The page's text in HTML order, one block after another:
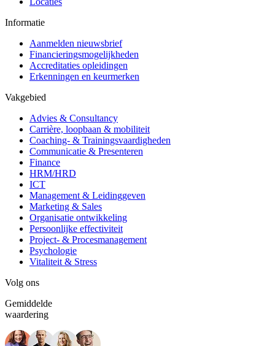
Informatie
Aanmelden nieuwsbrief
Financieringsmogelijkheden
Accreditaties opleidingen
Erkenningen en keurmerken
Vakgebied
Advies & Consultancy
Carrière, loopbaan & mobiliteit
Coaching- & Trainingsvaardigheden
Communicatie & Presenteren
Finance
HRM/HRD
ICT
Management & Leidinggeven
Marketing & Sales
Organisatie ontwikkeling
Persoonlijke effectiviteit
Project- & Procesmanagement
Psychologie
Vitaliteit & Stress
Volg ons
Gemiddelde
waardering